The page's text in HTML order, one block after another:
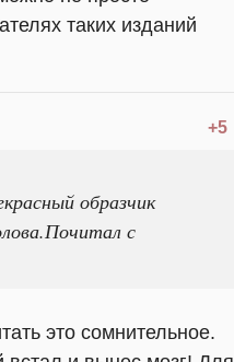
таких изданий
+5
образчик
с
это сомнительное.